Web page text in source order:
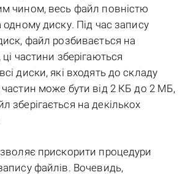
чином, весь файл повністю
одному диску. Під час запису
файл розбивається на
частини зберігаються
диски, які входять до складу
може бути від 2 КБ до 2 МБ,
зберігається на декількох
прискорити процедури
файлів. Вочевидь,